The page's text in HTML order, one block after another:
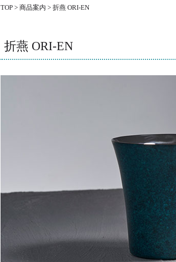
TOP > 商品案内 > 折燕 ORI-EN
折燕 ORI-EN